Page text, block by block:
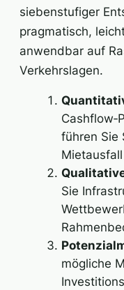
siebenstufiger
pragmatisch,
anwendbar auf
Verkehrslagen.
führen Sie
Sie
mögliche